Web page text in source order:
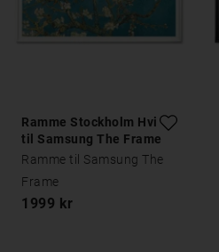
Ramme Stockholm Hvid
til Samsung The Frame
Ramme til Samsung The
Frame
1999 kr